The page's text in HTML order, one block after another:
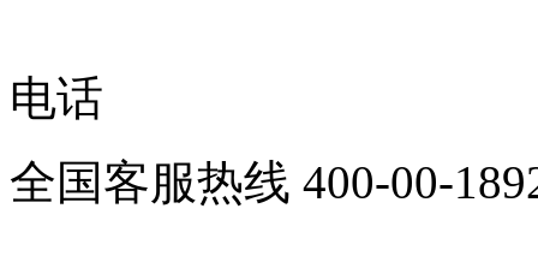
电话
全国客服热线 400-00-